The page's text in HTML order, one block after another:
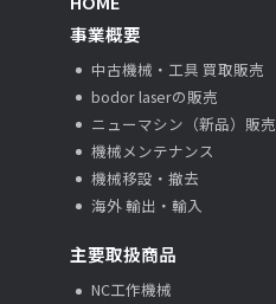
事業概要
中古機械・工具 買取販売
bodor laserの販売
ニューマシン（新品）販売
機械メンテナンス
機械移設・撤去
海外 輸出・輸入
主要取扱商品
NC工作機械